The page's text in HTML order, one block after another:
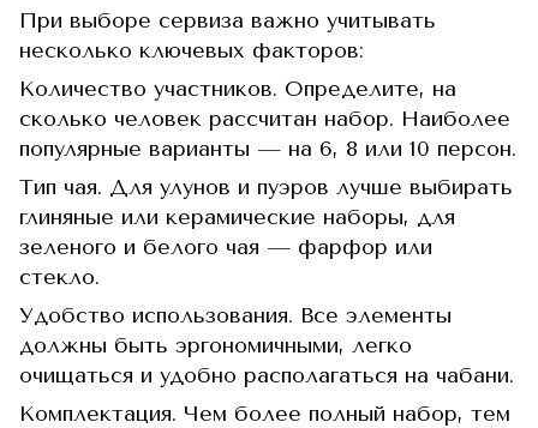
При выборе сервиза важно учитывать
несколько ключевых факторов:
Количество участников. Определите, на
сколько человек рассчитан набор. Наиболее
популярные варианты — на 6, 8 или 10 персон.
Тип чая. Для улунов и пуэров лучше выбирать
глиняные или керамические наборы, для
зеленого и белого чая — фарфор или
стекло.
Удобство использования. Все элементы
должны быть эргономичными, легко
очищаться и удобно располагаться на чабани.
Комплектация. Чем более полный набор, тем